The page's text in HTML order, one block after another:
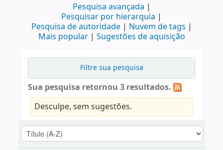
Pesquisa avançada
Pesquisar por hierarquia
Pesquisa de autoridade
Nuvem de tags
Mais popular
Sugestões de aquisição
Filtre sua pesquisa
Sua pesquisa retornou 3 resultados.
Desculpe, sem sugestões.